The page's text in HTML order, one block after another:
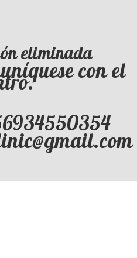
eliminada
con el